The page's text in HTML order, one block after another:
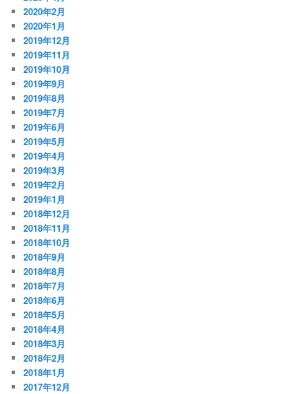
2020年2月
2020年1月
2019年12月
2019年11月
2019年10月
2019年9月
2019年8月
2019年7月
2019年6月
2019年5月
2019年4月
2019年3月
2019年2月
2019年1月
2018年12月
2018年11月
2018年10月
2018年9月
2018年8月
2018年7月
2018年6月
2018年5月
2018年4月
2018年3月
2018年2月
2018年1月
2017年12月